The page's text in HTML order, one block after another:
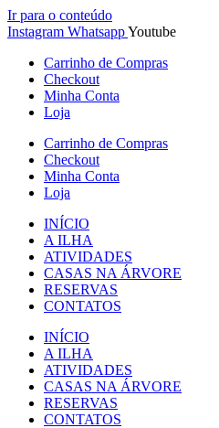
Ir para o conteúdo
Instagram WhatsappYoutube
Carrinho de Compras
Checkout
Minha Conta
Loja
Carrinho de Compras
Checkout
Minha Conta
Loja
INÍCIO
A ILHA
ATIVIDADES
CASAS NA ÁRVORE
RESERVAS
CONTATOS
INÍCIO
A ILHA
ATIVIDADES
CASAS NA ÁRVORE
RESERVAS
CONTATOS